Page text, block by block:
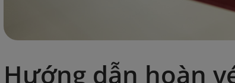
Hướng dẫn hoàn